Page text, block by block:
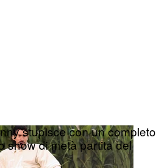
stupisce con un completo
show di metà partita del